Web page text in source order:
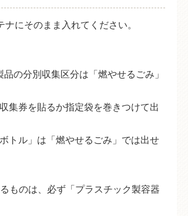
にそのまま入れてください。
の分別収集区分は「燃やせるごみ」
集券を貼るか指定袋を巻きつけて出
トル」は「燃やせるごみ」では出せ
ものは、必ず「プラスチック製容器